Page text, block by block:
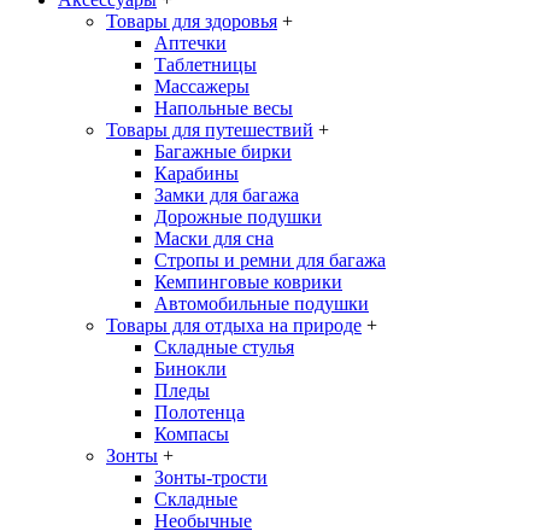
Товары для здоровья +
Аптечки
Таблетницы
Массажеры
Напольные весы
Товары для путешествий +
Багажные бирки
Карабины
Замки для багажа
Дорожные подушки
Маски для сна
Стропы и ремни для багажа
Кемпинговые коврики
Автомобильные подушки
Товары для отдыха на природе +
Складные стулья
Бинокли
Пледы
Полотенца
Компасы
Зонты +
Зонты-трости
Складные
Необычные